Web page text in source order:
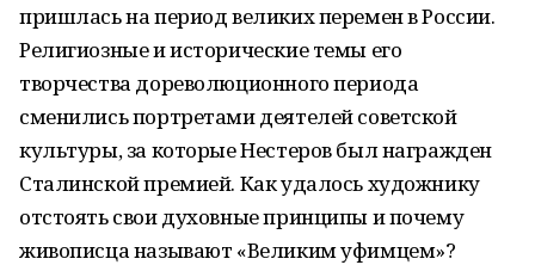
пришлась на период великих перемен в России.
Религиозные и исторические темы его
творчества дореволюционного периода
сменились портретами деятелей советской
культуры, за которые Нестеров был награжден
Сталинской премией. Как удалось художнику
отстоять свои духовные принципы и почему
живописца называют «Великим уфимцем»?